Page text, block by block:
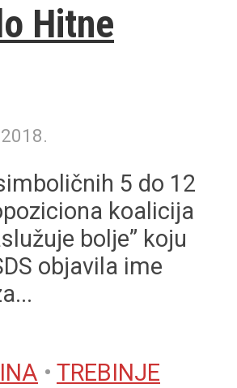
Hitne
5 do 12
koalicija
bolje” koju
objavila ime
• TREBINJE